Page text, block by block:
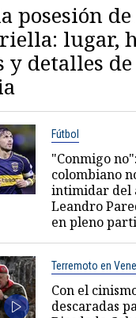
posesión
lugar,
detalles
Fútbol
"Conmigo
colombiano
intimidar del
Leandro
en pleno
Terremoto en
Con el
descaradas